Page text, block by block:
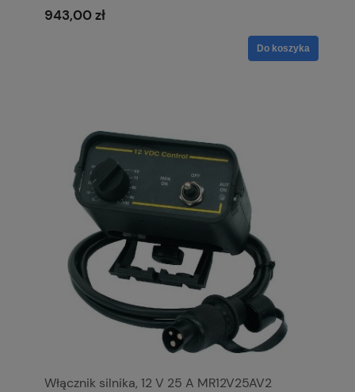
943,00 zł
Do koszyka
Włącznik silnika, 12 V 25 A MR12V25AV2